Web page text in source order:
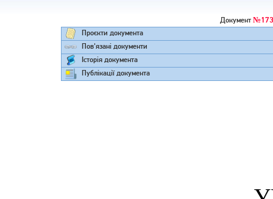
Документ
Проєкти документа
Пов'язані документи
Історія документа
Публікації документа